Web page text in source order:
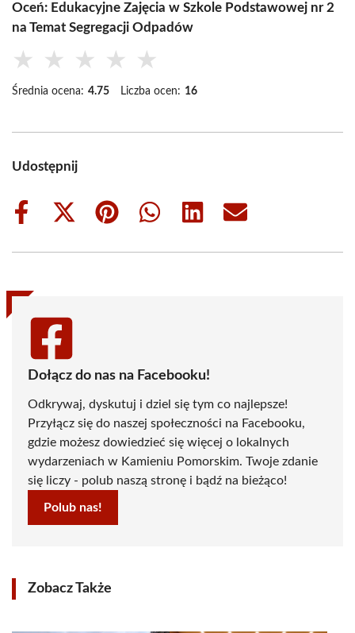
Oceń: Edukacyjne Zajęcia w Szkole Podstawowej nr 2
na Temat Segregacji Odpadów
★ ★ ★ ★ ★
Średnia ocena: 4.75 Liczba ocen: 16
Udostępnij
Share
Share
(Twitter)
Share
Share
Share
Share
Dołącz do nas na Facebooku!
Odkrywaj, dyskutuj i dziel się tym co najlepsze!
Przyłącz się do naszej społeczności na Facebooku,
gdzie możesz dowiedzieć się więcej o lokalnych
wydarzeniach w Kamieniu Pomorskim. Twoje zdanie
się liczy - polub naszą stronę i bądź na bieżąco!
Polub nas!
Zobacz Także